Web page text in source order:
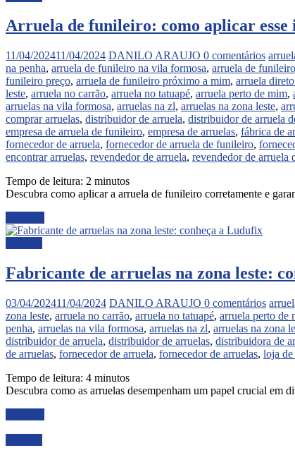
Arruela de funileiro: como aplicar esse
11/04/202411/04/2024 DANILO ARAUJO 0 comentários
na penha, arruela de funileiro na vila formosa, arruela de
funileiro preço, arruela de funileiro próximo a mim, arruela
leste, arruela no carrão, arruela no tatuapé, arruela perto de mim,
arruelas na vila formosa, arruelas na zl, arruelas na zona leste,
comprar arruelas, distribuidor de arruela, distribuidor de arruela
empresa de arruela de funileiro, empresa de arruelas, fábrica de
fornecedor de arruela, fornecedor de arruela de funileiro,
encontrar arruelas, revendedor de arruela, revendedor de arruela
Tempo de leitura: 2 minutos
Descubra como aplicar a arruela de funileiro corretamente e
Fabricante de arruelas na zona leste:
03/04/202411/04/2024 DANILO ARAUJO 0 comentários
zona leste, arruela no carrão, arruela no tatuapé, arruela perto de
penha, arruelas na vila formosa, arruelas na zl, arruelas na zona
distribuidor de arruela, distribuidor de arruelas, distribuidora de
de arruelas, fornecedor de arruela, fornecedor de arruelas, loja de
Tempo de leitura: 4 minutos
Descubra como as arruelas desempenham um papel crucial em